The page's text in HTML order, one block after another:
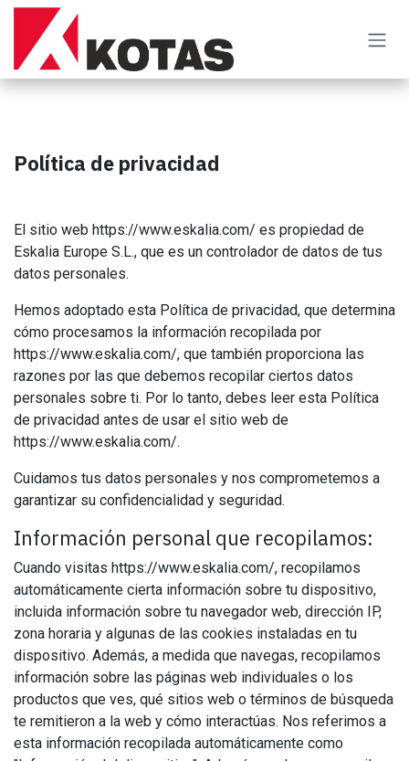
Ir al contenido
Política de privacidad
El sitio web https://www.eskalia.com/ es propiedad de
Eskalia Europe S.L., que es un controlador de datos de tus
datos personales.
Hemos adoptado esta Política de privacidad, que determina
cómo procesamos la información recopilada por
https://www.eskalia.com/, que también proporciona las
razones por las que debemos recopilar ciertos datos
personales sobre ti. Por lo tanto, debes leer esta Política
de privacidad antes de usar el sitio web de
https://www.eskalia.com/.
Cuidamos tus datos personales y nos comprometemos a
garantizar su confidencialidad y seguridad.
Información personal que recopilamos:
Cuando visitas https://www.eskalia.com/, recopilamos
automáticamente cierta información sobre tu dispositivo,
incluida información sobre tu navegador web, dirección IP,
zona horaria y algunas de las cookies instaladas en tu
dispositivo. Además, a medida que navegas, recopilamos
información sobre las páginas web individuales o los
productos que ves, qué sitios web o términos de búsqueda
te remitieron a la web y cómo interactúas. Nos referimos a
esta información recopilada automáticamente como